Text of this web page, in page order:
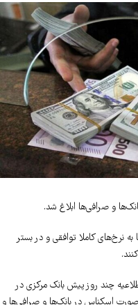
و صرافی‌ها ابلاغ شد.
نرخ‌های کاملا توافقی و در بستر
چند روز پیش بانک مرکزی در